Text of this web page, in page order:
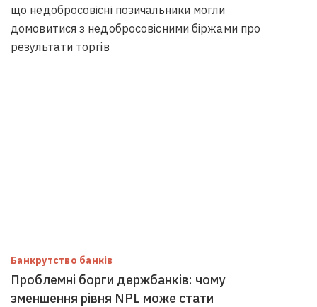
що недобросовісні позичальники могли
домовитися з недобросовісними біржами про
результати торгів
Банкрутство банків
Проблемні борги держбанків: чому
зменшення рівня NPL може стати